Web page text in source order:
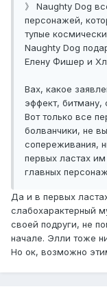
》 Naughty Dog
персонажей,
тупые
Naughty Dog
Елену Фишер и
Вах, какое
эффект, битману,
Вот только все
болванчики, не
сопереживания,
первых ластах
главных
Да и в первых
слабохарактерный
своей подруги, не
начале. Элли тоже
Но ок, возможно